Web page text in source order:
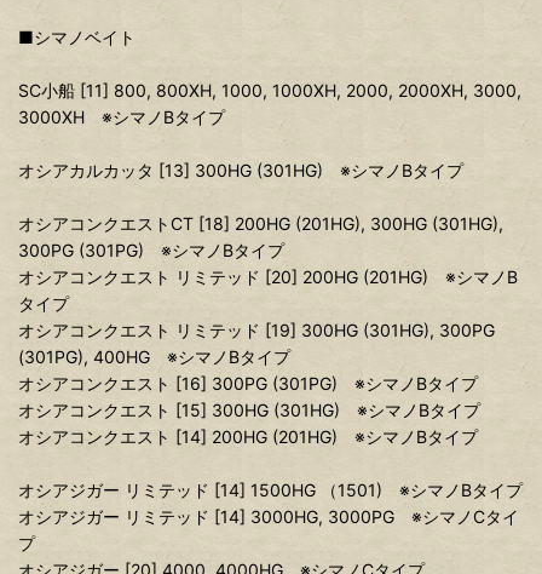
■シマノベイト
SC小船 [11] 800, 800XH, 1000, 1000XH, 2000, 2000XH, 3000,
3000XH ※シマノBタイプ
オシアカルカッタ [13] 300HG (301HG) ※シマノBタイプ
オシアコンクエストCT [18] 200HG (201HG), 300HG (301HG),
300PG (301PG) ※シマノBタイプ
オシアコンクエスト リミテッド [20] 200HG (201HG) ※シマノB
タイプ
オシアコンクエスト リミテッド [19] 300HG (301HG), 300PG
(301PG), 400HG ※シマノBタイプ
オシアコンクエスト [16] 300PG (301PG) ※シマノBタイプ
オシアコンクエスト [15] 300HG (301HG) ※シマノBタイプ
オシアコンクエスト [14] 200HG (201HG) ※シマノBタイプ
オシアジガー リミテッド [14] 1500HG （1501) ※シマノBタイプ
オシアジガー リミテッド [14] 3000HG, 3000PG ※シマノCタイ
プ